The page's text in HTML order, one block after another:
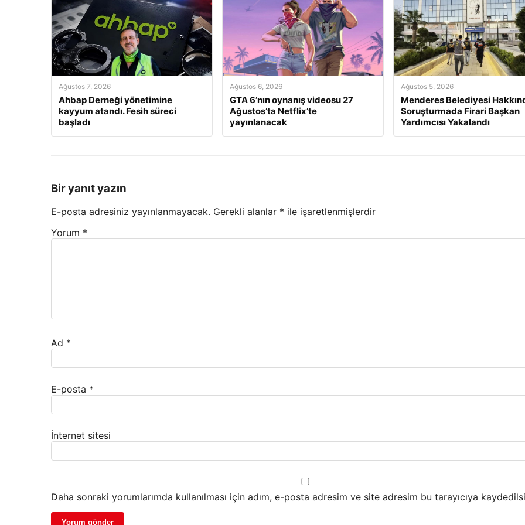
Ağustos 7, 2026
Ahbap Derneği yönetimine
kayyum atandı. Fesih süreci
başladı
Ağustos 6, 2026
GTA 6’nın oynanış videosu 27
Ağustos’ta Netflix’te
yayınlanacak
Ağustos 5, 2026
Menderes Belediyesi
Soruşturmada Firari Başkan
Yardımcısı Yakalandı
Bir yanıt yazın
E-posta adresiniz yayınlanmayacak. Gerekli alanlar * ile işaretlenmişlerdir
Yorum *
Ad *
E-posta *
İnternet sitesi
Daha sonraki yorumlarımda kullanılması için adım, e-posta adresim ve site adresim bu tarayıcıya